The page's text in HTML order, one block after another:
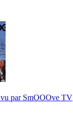
vu par SmOOOve TV